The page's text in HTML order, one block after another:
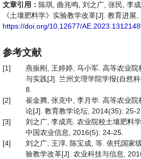
文章引用： 陈琪, 曲兆鸣, 刘之广, 张民, 李
《土壤肥料学》实验教学改革[J]. 教育进
https://doi.org/10.12677/
参考文献
[1]
燕振刚, 王婷婷, 马小军. 高等农业
与实践[J]. 兰州文理学院学报(自然
8.
[2]
崔金腾, 张克中, 李月华. 高等农业
论[J]. 教育教学论坛, 2014(35): 25-
[3]
刘之广, 李成亮. 农业院校土壤肥料
中国农业信息, 2016(5): 24-25.
[4]
刘之广, 王淳, 陈宝成, 等. 依托国家
验教学改革[J]. 农业科技与信息,